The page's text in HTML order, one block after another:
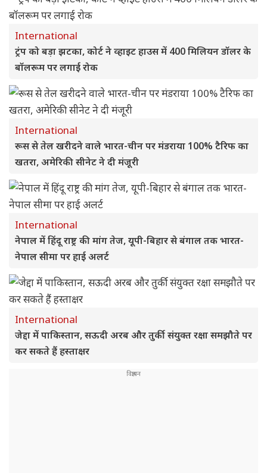
International
ट्रंप को बड़ा झटका, कोर्ट ने व्हाइट हाउस में 400 मिलियन डॉलर के
बॉलरूम पर लगाई रोक
International
रूस से तेल खरीदने वाले भारत-चीन पर मंडराया 100% टैरिफ का
खतरा, अमेरिकी सीनेट ने दी मंजूरी
International
नेपाल में हिंदू राष्ट्र की मांग तेज, यूपी-बिहार से बंगाल तक भारत-
नेपाल सीमा पर हाई अलर्ट
International
जेद्दा में पाकिस्तान, सऊदी अरब और तुर्की संयुक्त रक्षा समझौते पर
कर सकते हैं हस्ताक्षर